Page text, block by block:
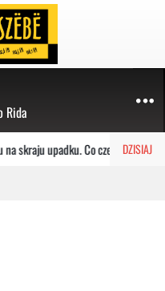
Rida
DZISIAJ
skraju upadku. Co czeka placówkę?